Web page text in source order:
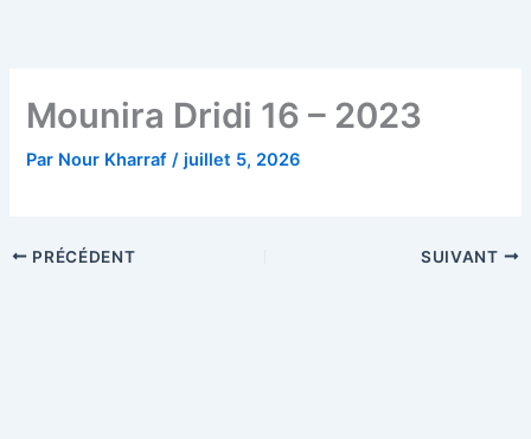
Mounira Dridi 16 – 2023
Par Nour Kharraf/ juillet 5, 2026
PRÉCÉDENT SUIVANT